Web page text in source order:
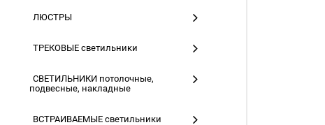
ЛЮСТРЫ
ТРЕКОВЫЕ светильники
СВЕТИЛЬНИКИ потолочные,
подвесные, накладные
ВСТРАИВАЕМЫЕ светильники